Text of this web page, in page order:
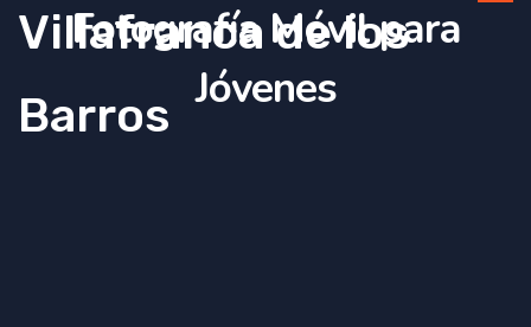
Villafranca de los
Barros
Fotografía Móvil para
Jóvenes